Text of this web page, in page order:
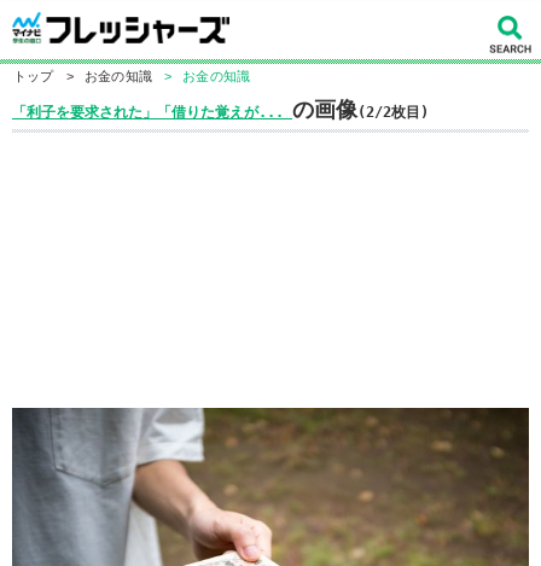
トップ > お金の知識 > お金の知識
「利子を要求された」「借りた覚えが... の画像(2/2枚目)